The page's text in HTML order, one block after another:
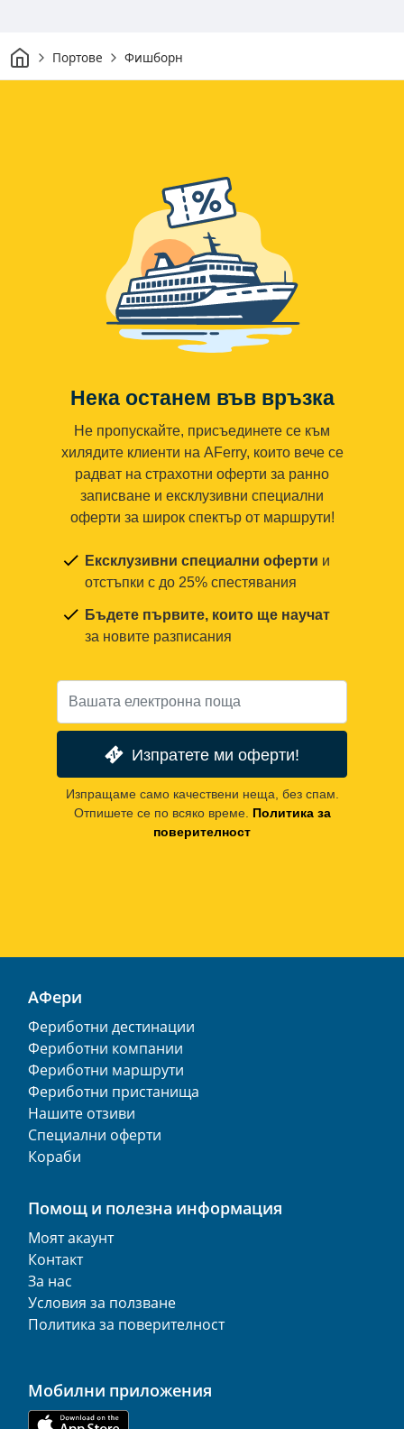
Начало
Портове Фишборн
Нека останем във връзка
Не пропускайте, присъединете се към
хилядите клиенти на AFerry, които вече се
радват на страхотни оферти за ранно
записване и ексклузивни специални
оферти за широк спектър от маршрути!
Ексклузивни специални оферти и
отстъпки с до 25% спестявания
Бъдете първите, които ще научат
за новите разписания
Изпратете ми оферти!
Изпращаме само качествени неща, без спам.
Отпишете се по всяко време. Политика за
поверителност
АФери
Фериботни дестинации
Фериботни компании
Фериботни маршрути
Фериботни пристанища
Нашите отзиви
Специални оферти
Кораби
Помощ и полезна информация
Моят акаунт
Контакт
За нас
Условия за ползване
Политика за поверителност
Мобилни приложения